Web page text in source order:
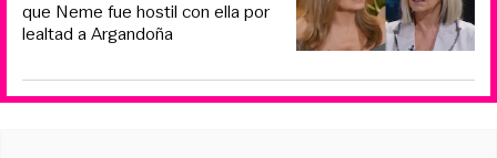
que Neme fue hostil con ella por
lealtad a Argandoña